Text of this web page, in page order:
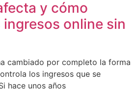
y cómo
online sin
cambiado por completo la forma
los ingresos que se
hace unos años